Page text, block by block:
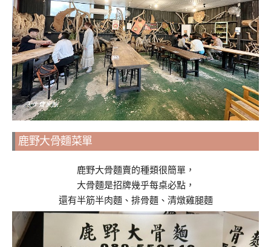
鹿野大骨麵菜單
鹿野大骨麵賣的種類很簡單，
大骨麵是招牌幾乎每桌必點，
還有半筋半肉麵、排骨麵、清燉雞腿麵